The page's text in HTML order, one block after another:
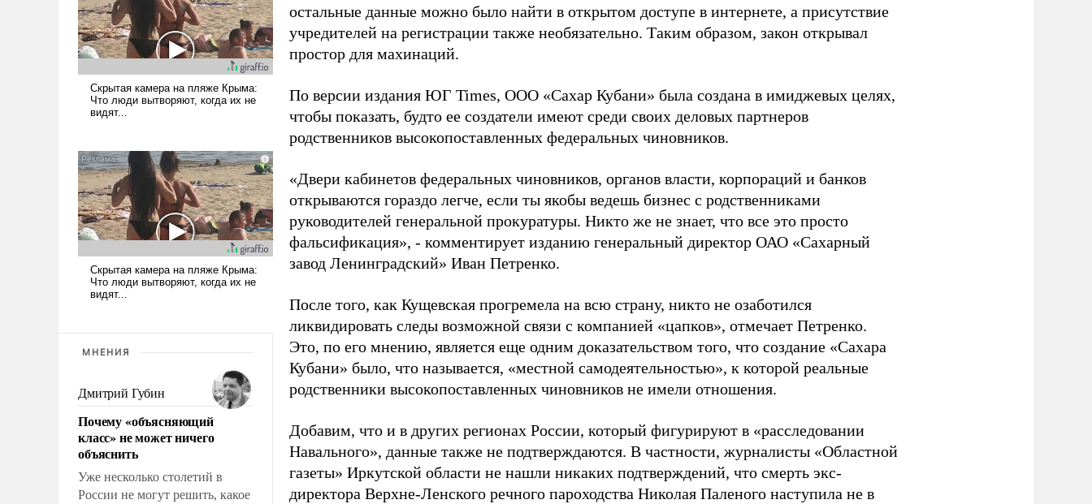
МНЕНИЯ
Дмитрий Губин
Почему «объясняющий
класс» не может ничего
объяснить
Уже несколько столетий в
России не могут решить, какое
остальные данные можно было найти в открытом доступе в интернете, а присутствие
учредителей на регистрации также необязательно. Таким образом, закон открывал
простор для махинаций.
По версии издания ЮГ Times, ООО «Сахар Кубани» была создана в имиджевых целях,
чтобы показать, будто ее создатели имеют среди своих деловых партнеров
родственников высокопоставленных федеральных чиновников.
«Двери кабинетов федеральных чиновников, органов власти, корпораций и банков
открываются гораздо легче, если ты якобы ведешь бизнес с родственниками
руководителей генеральной прокуратуры. Никто же не знает, что все это просто
фальсификация», - комментирует изданию генеральный директор ОАО «Сахарный
завод Ленинградский» Иван Петренко.
После того, как Кущевская прогремела на всю страну, никто не озаботился
ликвидировать следы возможной связи с компанией «цапков», отмечает Петренко.
Это, по его мнению, является еще одним доказательством того, что создание «Сахара
Кубани» было, что называется, «местной самодеятельностью», к которой реальные
родственники высокопоставленных чиновников не имели отношения.
Добавим, что и в других регионах России, который фигурируют в «расследовании
Навального», данные также не подтверждаются. В частности, журналисты «Областной
газеты» Иркутской области не нашли никаких подтверждений, что смерть экс-
директора Верхне-Ленского речного пароходства Николая Паленого наступила не в